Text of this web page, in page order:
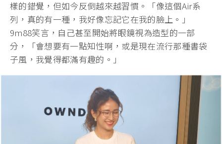
樣的錯覺，但如今反倒越來越習慣。「像這個Air系
列，真的有一種，我好像忘記它在我的臉上。」
9m88笑言，自己甚至開始將眼鏡視為造型的一部
分，「會想要有一點知性啊，或是現在流行那種書袋
子風，我覺得都滿有趣的。」